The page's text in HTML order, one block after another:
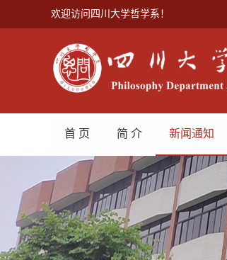
欢迎访问四川大学哲学系！
首 页 简 介 新闻通知